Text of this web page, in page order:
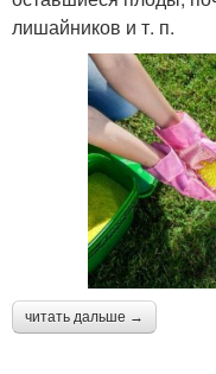
лишайников и т. п.
читать дальше →